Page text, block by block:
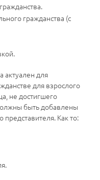
гражданства (с
актуален для
для взрослого
не достигшего
быть добавлены
Как то: